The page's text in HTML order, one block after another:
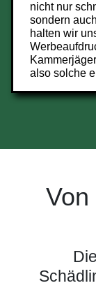
nicht nur
sondern
halten wir
also solche
Von